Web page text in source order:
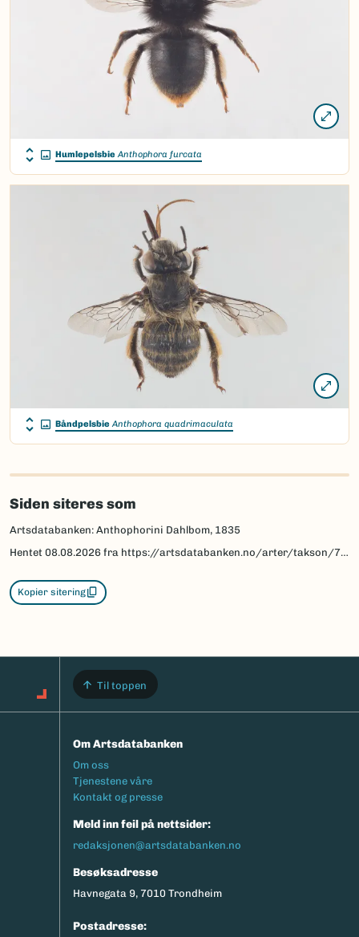
Humlepelsbie Anthophora furcata
Båndpelsbie Anthophora quadrimaculata
Siden siteres som
Artsdatabanken: Anthophorini Dahlbom, 1835
Hentet 08.08.2026 fra https://artsdatabanken.no/arter/takson/77957
Kopier sitering
Til toppen
Om Artsdatabanken
Footermeny
Om oss
Tjenestene våre
Kontakt og presse
Meld inn feil på nettsider:
redaksjonen@artsdatabanken.no
Besøksadresse
Havnegata 9, 7010 Trondheim
Postadresse: